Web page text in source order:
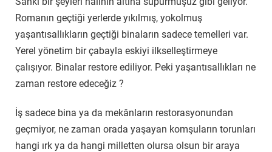
Romanın geçtiği yerlerde yıkılmış, yokolmuş
yaşantısallıkların geçtiği binaların sadece temelleri var.
Yerel yönetim bir çabayla eskiyi ilkselleştirmeye
çalışıyor. Binalar restore ediliyor. Peki yaşantısallıkları ne
zaman restore edeceğiz ?
İş sadece bina ya da mekânların restorasyonundan
geçmiyor, ne zaman orada yaşayan komşuların torunları
hangi ırk ya da hangi milletten olursa olsun bir araya